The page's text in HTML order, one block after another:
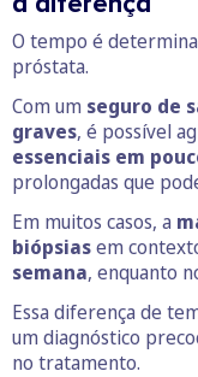
O tempo é
próstata.
Com um seguro de
graves, é possível
essenciais em
prolongadas que
Em muitos casos, a
biópsiasem
semana, enquanto
Essa diferença de
um diagnóstico
no tratamento.